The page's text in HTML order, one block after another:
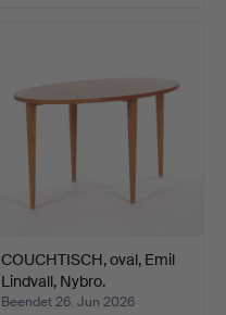
COUCHTISCH, oval, Emil
Lindvall, Nybro.
Beendet 26. Jun 2026